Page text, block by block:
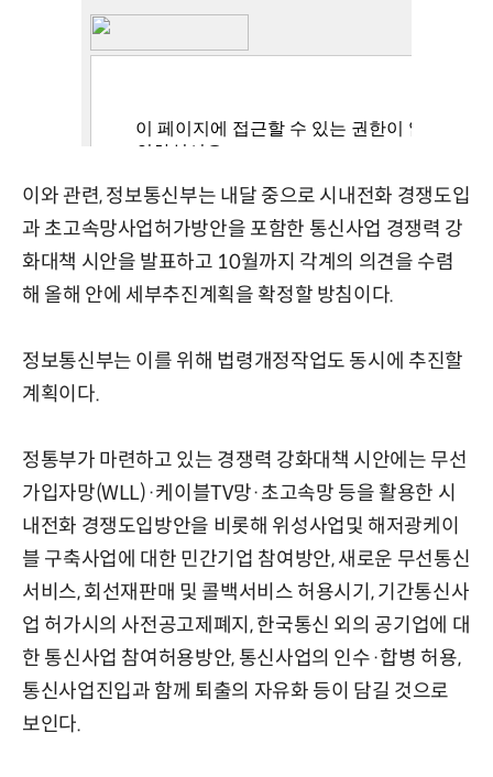
이와 관련, 정보통신부는 내달 중으로 시내전화 경쟁도입
과 초고속망사업허가방안을 포함한 통신사업 경쟁력 강
화대책 시안을 발표하고 10월까지 각계의 의견을 수렴
해 올해 안에 세부추진계획을 확정할 방침이다.
정보통신부는 이를 위해 법령개정작업도 동시에 추진할
계획이다.
정통부가 마련하고 있는 경쟁력 강화대책 시안에는 무선
가입자망(WLL)·케이블TV망·초고속망 등을 활용한 시
내전화 경쟁도입방안을 비롯해 위성사업및 해저광케이
블 구축사업에 대한 민간기업 참여방안, 새로운 무선통신
서비스, 회선재판매 및 콜백서비스 허용시기, 기간통신사
업 허가시의 사전공고제폐지, 한국통신 외의 공기업에 대
한 통신사업 참여허용방안, 통신사업의 인수·합병 허용,
통신사업진입과 함께 퇴출의 자유화 등이 담길 것으로
보인다.